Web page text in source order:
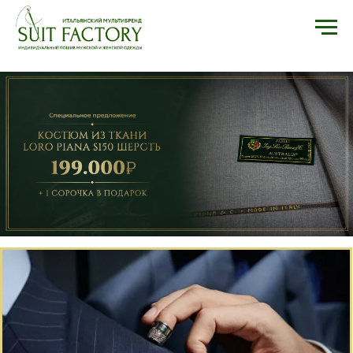
Совершенство в каждой детали готового изделия.
МУЖСКОЙ ПОШИВ